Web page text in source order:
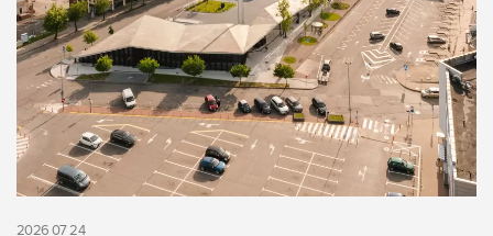
2026 07 24